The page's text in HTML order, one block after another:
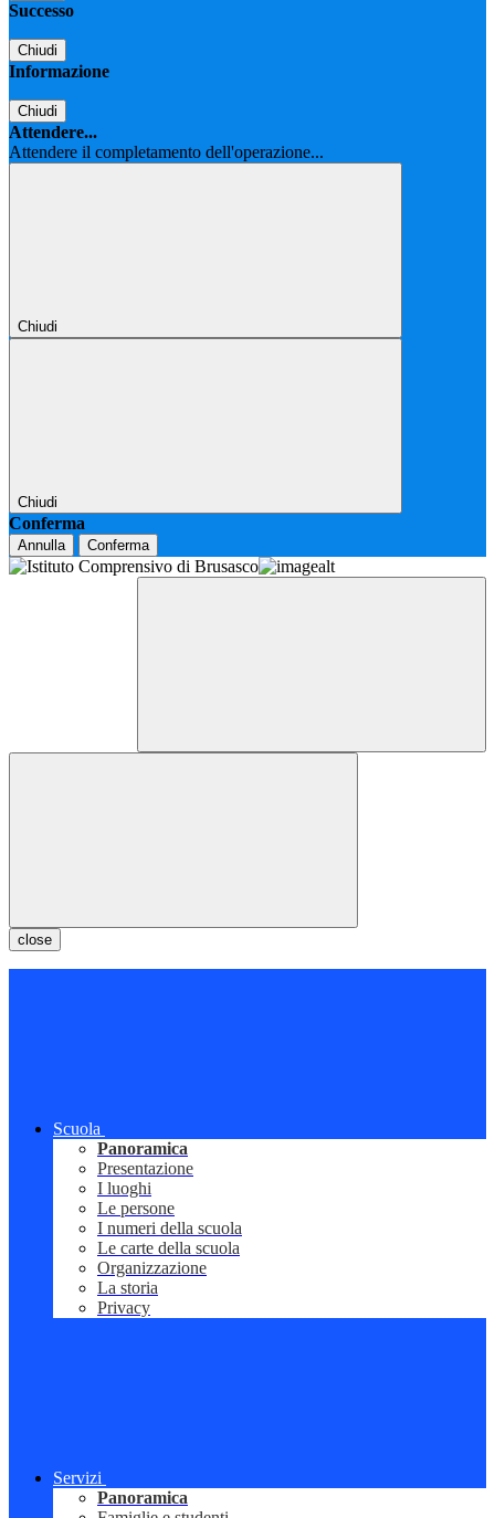
Successo
Chiudi
Informazione
Chiudi
Attendere...
Attendere il completamento dell'operazione...
Chiudi
Chiudi
Conferma
Annulla Conferma
close
Scuola
Panoramica
Presentazione
I luoghi
Le persone
I numeri della scuola
Le carte della scuola
Organizzazione
La storia
Privacy
Servizi
Panoramica